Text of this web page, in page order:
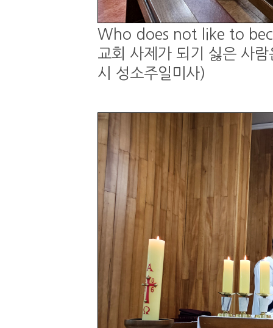
Who does not like to
교회 사제가 되기 싫은 사
시 성소주일미사)